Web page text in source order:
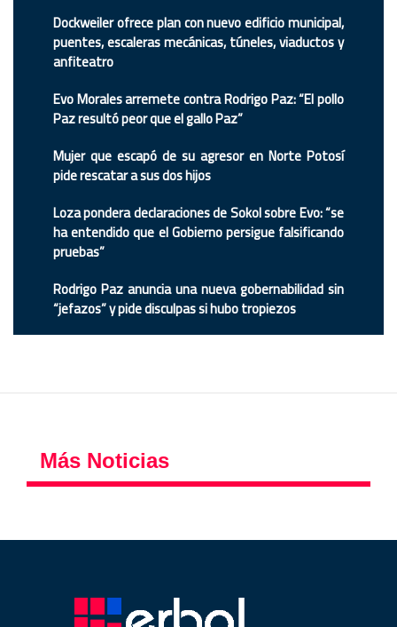
Dockweiler ofrece plan con nuevo edificio municipal,
puentes, escaleras mecánicas, túneles, viaductos y
anfiteatro
Evo Morales arremete contra Rodrigo Paz: “El pollo
Paz resultó peor que el gallo Paz”
Mujer que escapó de su agresor en Norte Potosí
pide rescatar a sus dos hijos
Loza pondera declaraciones de Sokol sobre Evo: “se
ha entendido que el Gobierno persigue falsificando
pruebas”
Rodrigo Paz anuncia una nueva gobernabilidad sin
“jefazos” y pide disculpas si hubo tropiezos
Más Noticias